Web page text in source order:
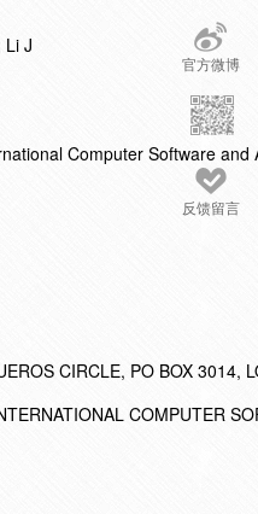
官方微博
反馈留言
Li J
Computer Software
CIRCLE, PO BOX 3014,
COMPUTER